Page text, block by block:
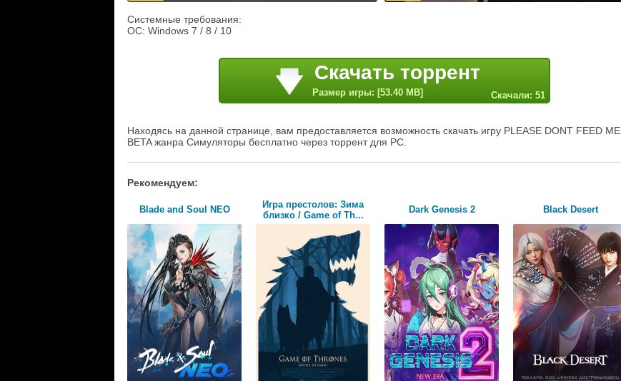
Системные требования:
ОС: Windows 7 / 8 / 10
Скачать торрент
Размер игры: [53.40 MB] Скачали: 51
Находясь на данной странице, вам предоставляется возможность скачать игру PLEASE DONT FEED ME
BETA жанра Симуляторы бесплатно через торрент для PC.
Рекомендуем:
Blade and Soul NEO
Игра престолов: Зима
близко / Game of Th...
Dark Genesis 2 Black Desert